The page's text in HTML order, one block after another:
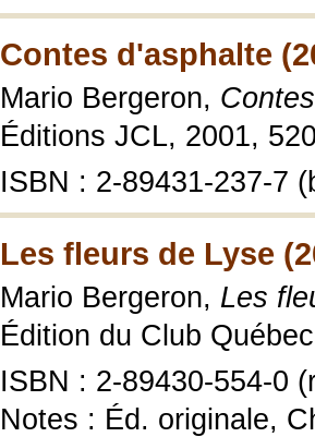
Contes d'asphalte
Mario Bergeron,
Éditions JCL, 2001,
ISBN : 2-89431-237-7
Les fleurs de Lyse
Mario Bergeron, Les
Édition du Club
ISBN : 2-89430-554-0
Notes : Éd. originale,